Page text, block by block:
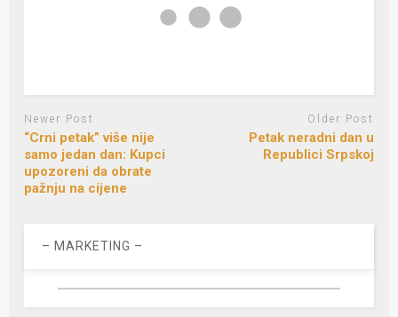
Newer Post
“Crni petak” više nije
samo jedan dan: Kupci
upozoreni da obrate
pažnju na cijene
Older Post
Petak neradni dan u
Republici Srpskoj
– MARKETING –